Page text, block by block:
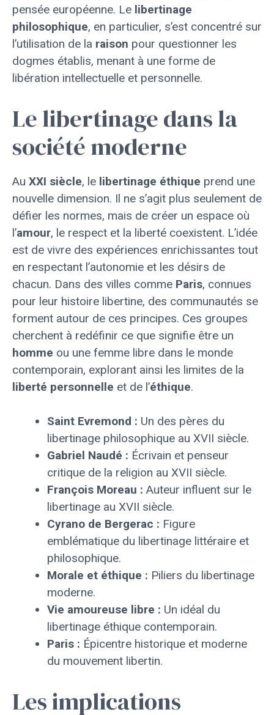
pensée européenne. Le libertinage
philosophique, en particulier, s’est concentré sur
l’utilisation de la raison pour questionner les
dogmes établis, menant à une forme de
libération intellectuelle et personnelle.
Le libertinage dans la
société moderne
Au XXI siècle, le libertinage éthique prend une
nouvelle dimension. Il ne s’agit plus seulement de
défier les normes, mais de créer un espace où
l’amour, le respect et la liberté coexistent. L’idée
est de vivre des expériences enrichissantes tout
en respectant l’autonomie et les désirs de
chacun. Dans des villes comme Paris, connues
pour leur histoire libertine, des communautés se
forment autour de ces principes. Ces groupes
cherchent à redéfinir ce que signifie être un
homme ou une femme libre dans le monde
contemporain, explorant ainsi les limites de la
liberté personnelle et de l’éthique.
Saint Evremond : Un des pères du
libertinage philosophique au XVII siècle.
Gabriel Naudé : Écrivain et penseur
critique de la religion au XVII siècle.
François Moreau : Auteur influent sur le
libertinage au XVII siècle.
Cyrano de Bergerac : Figure
emblématique du libertinage littéraire et
philosophique.
Morale et éthique : Piliers du libertinage
moderne.
Vie amoureuse libre : Un idéal du
libertinage éthique contemporain.
Paris : Épicentre historique et moderne
du mouvement libertin.
Les implications